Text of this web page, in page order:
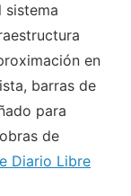
sistema
en
barras de
para
de
Diario Libre